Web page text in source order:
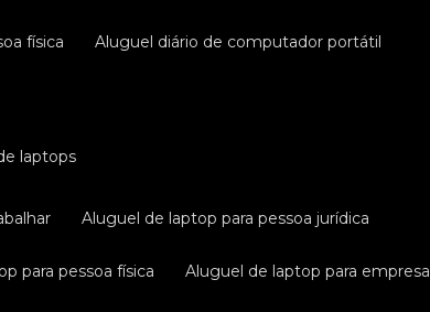
física aluguel diário de computador portátil
laptops
aluguel de laptop para pessoa jurídica
para pessoa física aluguel de laptop para empresa